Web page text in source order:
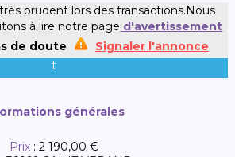
prudent lors des transactions.Nous
à lire notre page d'avertissement
de doute
Signaler l'annonce
t
générales
Prix: 2 190,00 €